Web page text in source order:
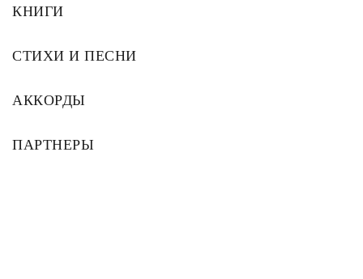
КНИГИ
СТИХИ И ПЕСНИ
АККОРДЫ
ПАРТНЕРЫ